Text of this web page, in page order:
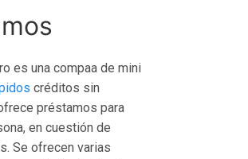
es una compaa de mini
créditos sin
préstamos para
en cuestión de
Se ofrecen varias